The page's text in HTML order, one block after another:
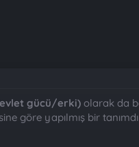
gücü/erki) olarak da
göre yapılmış bir